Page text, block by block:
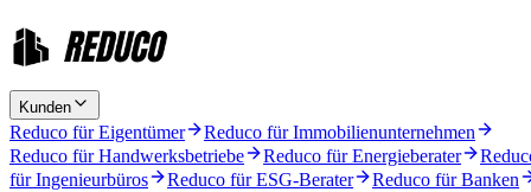
Kunden
Reduco für Eigentümer
Reduco für Immobilienunternehmen
Reduco für Handwerksbetriebe
Reduco für Energieberater
für Ingenieurbüros
Reduco für ESG-Berater
Reduco für Banken